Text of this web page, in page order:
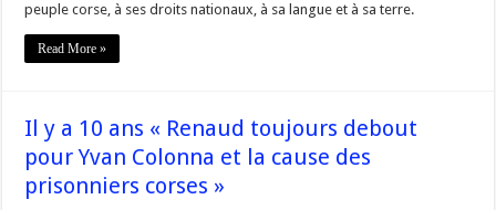
peuple corse, à ses droits nationaux, à sa langue et à sa terre.
Read More »
Il y a 10 ans « Renaud toujours debout
pour Yvan Colonna et la cause des
prisonniers corses »